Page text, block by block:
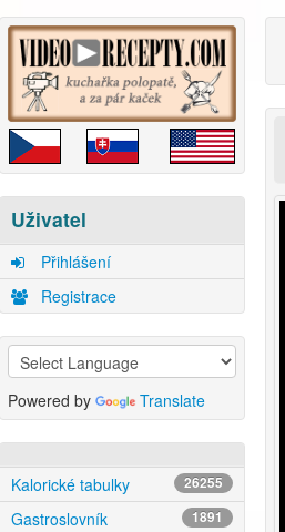
Uživatel
Přihlášení
Registrace
Powered by Translate
Kalorické tabulky 26255
Gastroslovník 1891